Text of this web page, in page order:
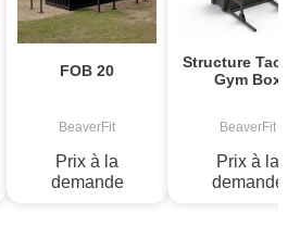
FOB 20
BeaverFit
Prix à la
demande
Structure
Gym Box
BeaverFit
Prix à la
demande